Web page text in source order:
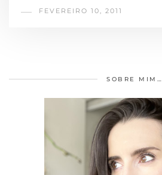
FEVEREIRO 10, 2011
SOBRE MIM…